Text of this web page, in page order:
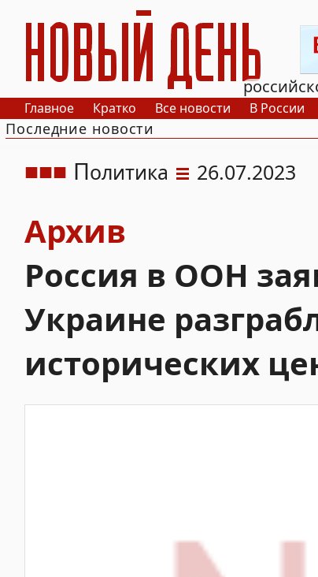
РИА Новый День
Главное Кратко Все новости В России
Последние новости
Политика 26.07.2023
Архив
Россия в ООН
Украине
исторических